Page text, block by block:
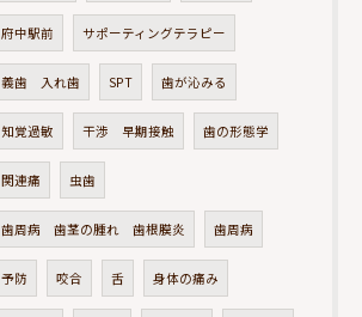
府中駅前 サポーティングテラピー
義歯 入れ歯 SPT 歯が沁みる
知覚過敏 干渉 早期接触 歯の形態学
関連痛 虫歯
歯周病 歯茎の腫れ 歯根膜炎 歯周病
予防 咬合 舌 身体の痛み